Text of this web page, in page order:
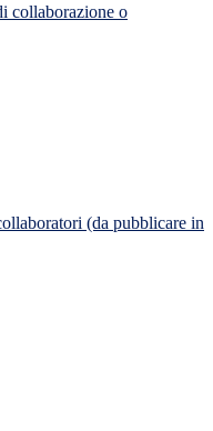
collaborazione o
(da pubblicare in